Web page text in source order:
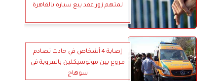
لمتهم زور عقد بيع سيارة بالقاهرة
إصابة 4 أشخاص في حادث تصادم
مروع بين موتوسيكلين بالعروبة في
سوهاج